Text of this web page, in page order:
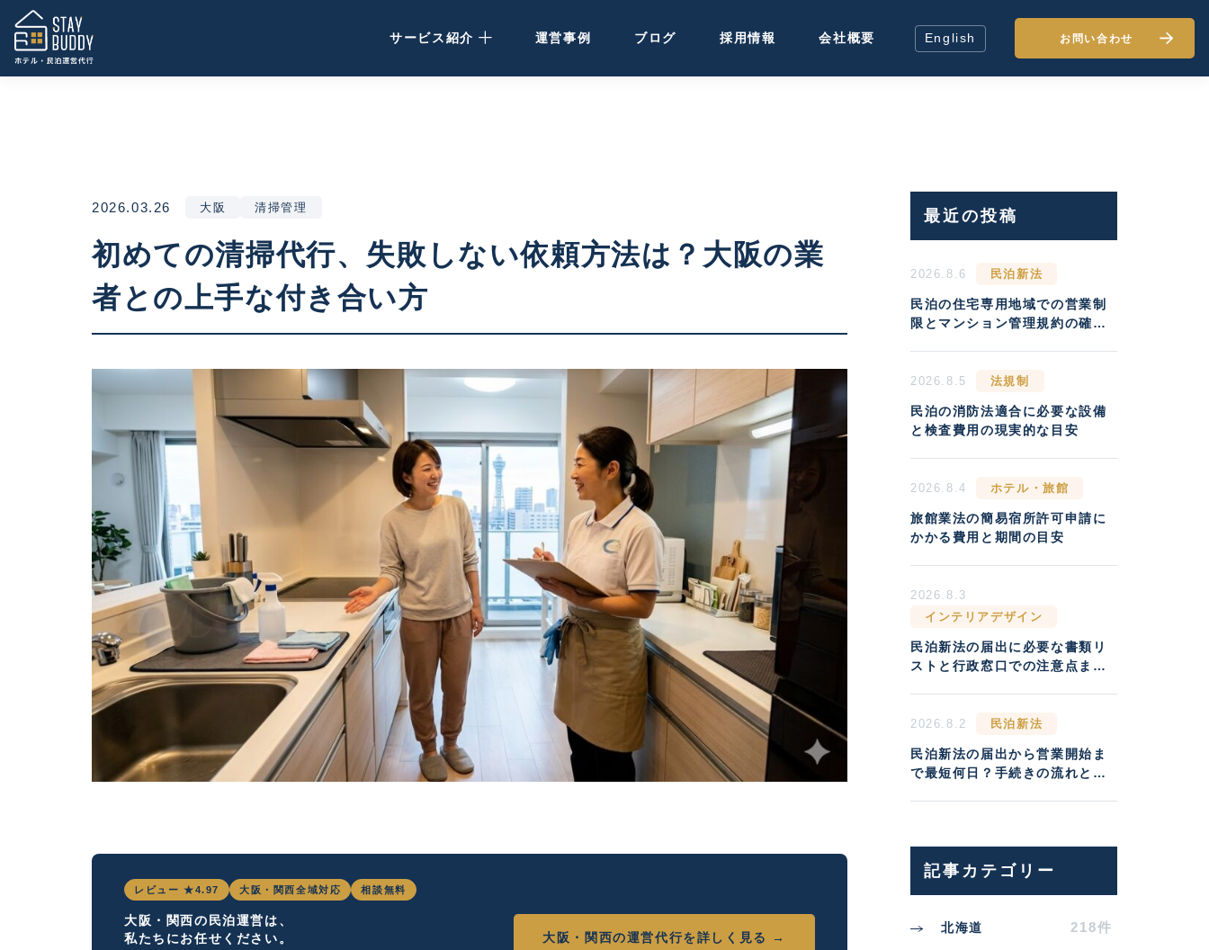
サービス紹介
民泊運営代行
空き家活用
ホテル開発・運営
運営事例 ブログ 採用情報 会社概要 English お問い合わせ
2026.03.26 大阪 清掃管理
初めての清掃代行、失敗しない依頼方法は？大阪の業
者との上手な付き合い方
レビュー ★4.97 大阪・関西全域対応 相談無料
大阪・関西の民泊運営は、
私たちにお任せください。
大阪・関西の運営代行を詳しく見る →
最近の投稿
2026.8.6 民泊新法
民泊の住宅専用地域での営業制
限とマンション管理規約の確認
2026.8.5 法規制
民泊の消防法適合に必要な設備
と検査費用の現実的な目安
2026.8.4 ホテル・旅館
旅館業法の簡易宿所許可申請に
かかる費用と期間の目安
2026.8.3
インテリアデザイン
民泊新法の届出に必要な書類リ
ストと行政窓口での注意点まと
2026.8.2 民泊新法
民泊新法の届出から営業開始ま
で最短何日？手続きの流れと実
記事カテゴリー
北海道 218件